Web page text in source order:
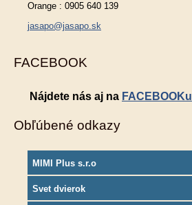
Orange : 0905 640 139
jasapo@jasapo.sk
FACEBOOK
Nájdete nás aj na FACEBOOKu
Obľúbené odkazy
MIMI Plus s.r.o
Svet dvierok